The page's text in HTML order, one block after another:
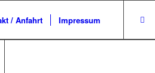
/ Anfahrt Impressum